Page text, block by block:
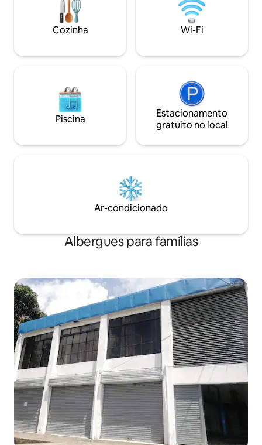
cidade pode lhe dar. Apenas seus pés
vão levá-lo a todos os lugares. Você
pode fazer reserva de passeios e
pequenos
boutique oferece
e uma atmosfera
Cozinha Wi-Fi
Piscina
Estacionamento
gratuito no local
Ar-condicionado
Albergues para famílias